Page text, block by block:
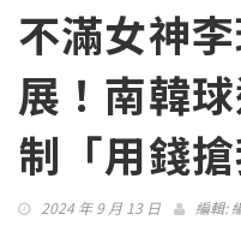
不滿女神
展！南韓
制「用錢搶
2024 年 9 月 13 日 編輯: